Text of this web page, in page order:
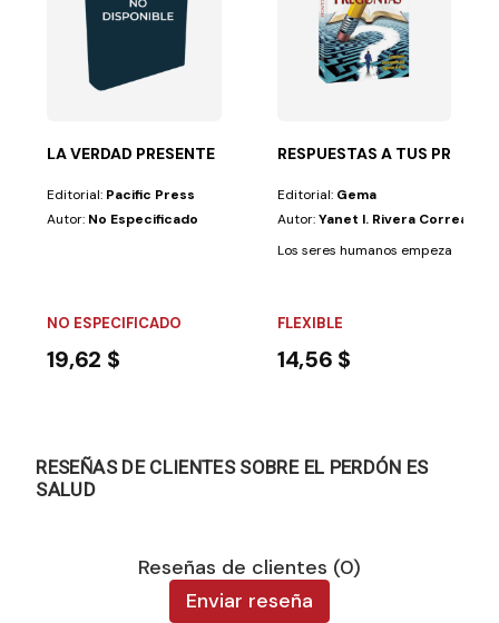
uno de los sellos más prestigiosos de música...
LA VERDAD PRESENTE
Editorial: Pacific Press
Autor: No Especificado
NO ESPECIFICADO
19,62 $
RESPUESTAS A TUS
Editorial: Gema
Autor:Yanet I. Rivera Correa
Los seres humanos empezamos
FLEXIBLE
14,56 $
RESEÑAS DE CLIENTES SOBRE EL PERDÓN ES
SALUD
Reseñas de clientes (0)
Enviar reseña